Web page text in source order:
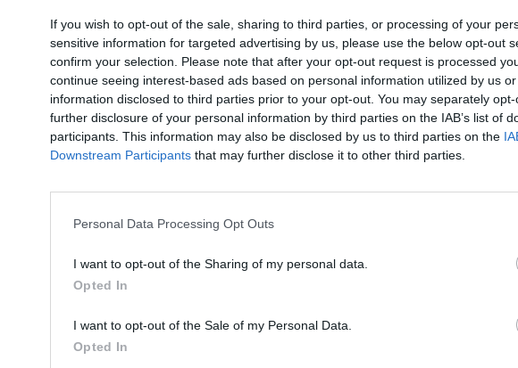
If you wish to opt-out of the sale, sharing to third parties, or processing of your
sensitive information for targeted advertising by us, please use the below opt-out
confirm your selection. Please note that after your opt-out request is processed
continue seeing interest-based ads based on personal information utilized by us
information disclosed to third parties prior to your opt-out. You may separately
further disclosure of your personal information by third parties on the IAB’s list of
participants. This information may also be disclosed by us to third parties on the
Downstream Participants that may further disclose it to other third parties.
Personal Data Processing Opt Outs
I want to opt-out of the Sharing of my personal data.
Opted In
I want to opt-out of the Sale of my Personal Data.
Opted In
NYHET
Amerikansk bojkott –
lägsta ölförsäljningen på 20
NYHET
Bryggerierna som ingjuter
spänning – mot alla odds